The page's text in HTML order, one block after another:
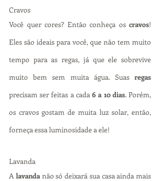
Cravos
Você quer cores? Então conheça os cravos!
Eles são ideais para você, que não tem muito
tempo para as regas, já que ele sobrevive
muito bem sem muita água. Suas regas
precisam ser feitas a cada 6 a 10 dias. Porém,
os cravos gostam de muita luz solar, então,
forneça essa luminosidade a ele!
Lavanda
A lavanda não só deixará sua casa ainda mais